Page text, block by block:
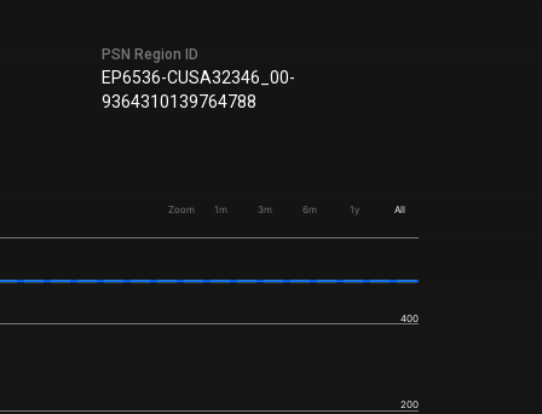
PSN Region ID
EP6536-CUSA32346_00-
9364310139764788
Zoom 1m 3m 6m 1y All
200
400